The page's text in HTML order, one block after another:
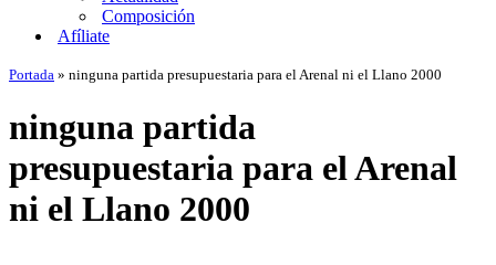
Composición
Afíliate
Portada » ninguna partida presupuestaria para el Arenal ni el Llano 2000
ninguna partida
presupuestaria para el Arenal
ni el Llano 2000